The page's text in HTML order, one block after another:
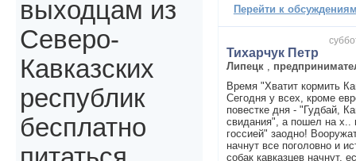
Перейти к
Тихарчук Петр
Липецк
Время "Хватит кормить
Сегодня у всех, кроме
повестке дня - "Гудбай,
свидания", а пошел на х..
госсией" заодно!
начнут все поголовно и
собак кавказцев начнут,
выходцам из
Северо-
Кавказских
республик
бесплатно